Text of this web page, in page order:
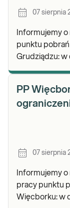
07 sierpnia
Informujemy
punktu
Grudziądzu: w dniach 10.08-14.08 - w punkcie nie
PP
07 sierpnia
Informujemy
pracy punktu
Więcborku: w dniu 10.08 - punkt będzie nieczynny.